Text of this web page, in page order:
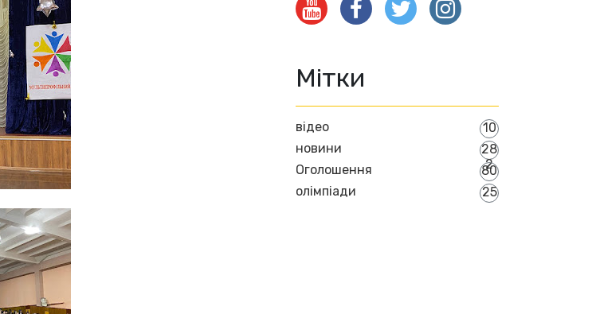
Мітки
відео
10
новини
28
2
Оголошення
80
олімпіади
25